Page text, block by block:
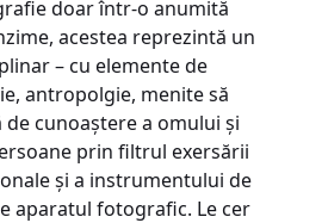
doar într-o anumită
acestea reprezintă un
– cu elemente de
antropolgie, menite să
cunoaştere a omului şi
prin filtrul exersării
şi a instrumentului de
aparatul fotografic. Le cer